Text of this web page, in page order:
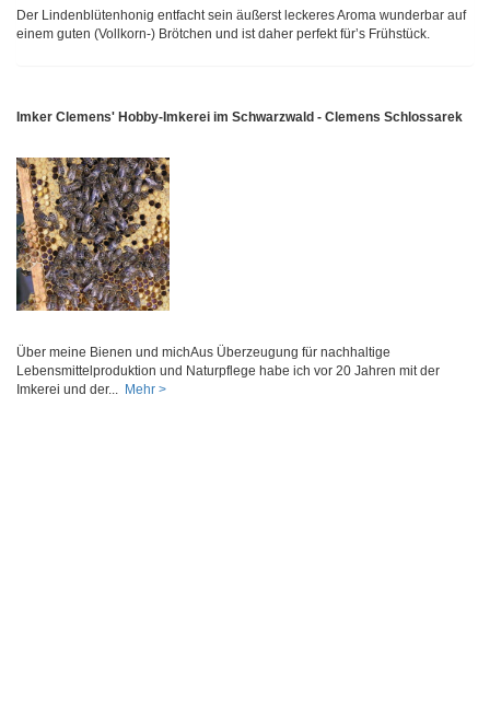
Der Lindenblütenhonig entfacht sein äußerst leckeres Aroma wunderbar auf
einem guten (Vollkorn-) Brötchen und ist daher perfekt für’s Frühstück.
Imker Clemens' Hobby-Imkerei im Schwarzwald - Clemens Schlossarek
Über meine Bienen und michAus Überzeugung für nachhaltige
Lebensmittelproduktion und Naturpflege habe ich vor 20 Jahren mit der
Imkerei und der... Mehr >